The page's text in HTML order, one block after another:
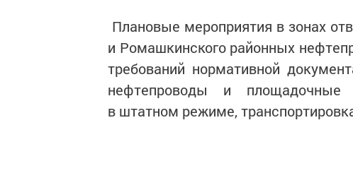
Плановые мероприятия в зонах
и Ромашкинского районных
требований нормативной
нефтепроводы и площадочные
в штатном режиме,